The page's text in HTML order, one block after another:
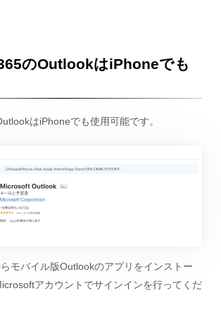
のOutlookはiPhoneでも
はiPhoneでも使用可能です。
モバイル版Outlookのアプリをインストー
アカウントでサインインを行ってくだ